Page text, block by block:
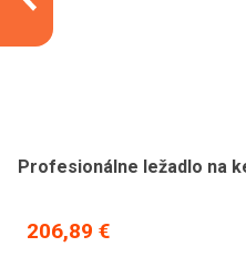
Profesionálne ležadlo na
206,89 €